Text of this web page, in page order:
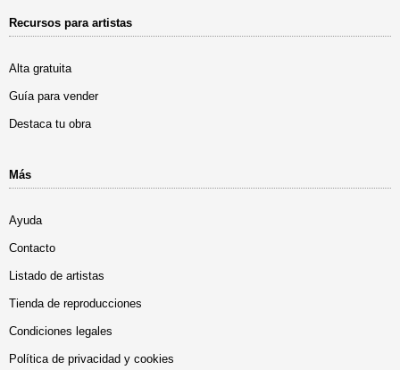
Recursos para artistas
Alta gratuita
Guía para vender
Destaca tu obra
Más
Ayuda
Contacto
Listado de artistas
Tienda de reproducciones
Condiciones legales
Política de privacidad y cookies